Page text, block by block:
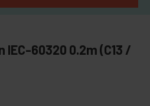
60320 0.2m (C13 /